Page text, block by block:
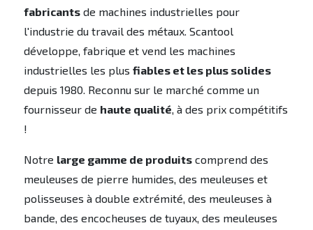
fabricantsde machines industrielles pour
l'industrie du travail des métaux. Scantool
développe, fabrique et vend les machines
industrielles les plus fiables et les plus solides
depuis 1980. Reconnu sur le marché comme un
fournisseur de haute qualité, à des prix compétitifs
!
Notre large gamme de produitscomprend des
meuleuses de pierre humides, des meuleuses et
polisseuses à double extrémité, des meuleuses à
bande, des encocheuses de tuyaux, des meuleuses